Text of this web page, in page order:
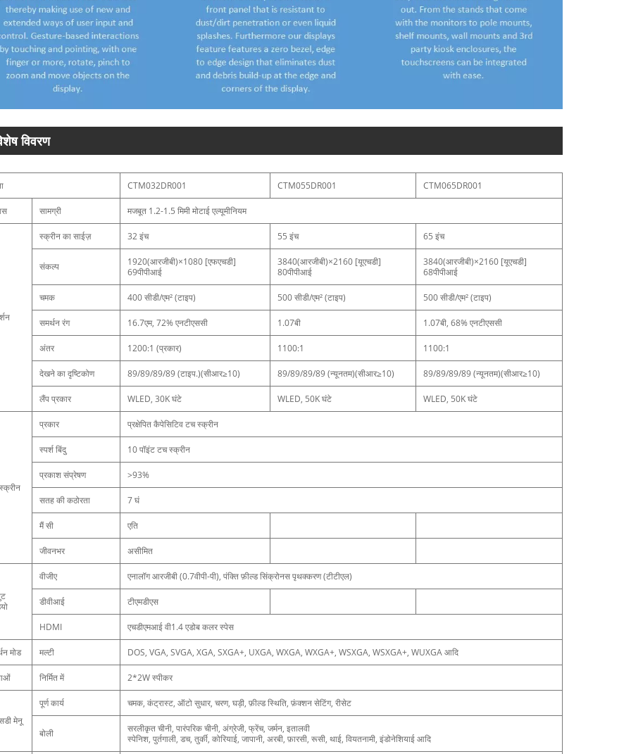
विवरण
CTM032DR001 CTM055DR001 CTM065DR001
सामग्री मजबूत 1.2-1.5 मिमी मोटाई एल्यूमीनियम
स्क्रीन का साईज़ 32 इंच 55 इंच 65 इंच
संकल्प
1920(आरजीबी)×1080 ‍[एफएचडी]
69पीपीआई
3840(आरजीबी)×2160 ‍[यूएचडी]
80पीपीआई
3840(आरजीबी)×2160 ‍[यूएचडी]
68पीपीआई
चमक 400 सीडी/एम² (टाइप) 500 सीडी/एम² (टाइप) 500 सीडी/एम² (टाइप)
समर्थन रंग 16.7एम, 72% एनटीएससी 1.07बी 1.07बी, 68% एनटीएससी
अंतर 1200:1 (प्रकार) 1100:1 1100:1
देखने का दृष्टिकोण 89/89/89/89 (टाइप.)(सीआर≥10) 89/89/89/89 (न्यूनतम)(सीआर≥10) 89/89/89/89 (न्यूनतम)(सीआर≥10)
लैंप प्रकार WLED, 30K घंटे WLED, 50K घंटे WLED, 50K घंटे
प्रकार प्रक्षेपित कैपेसिटिव टच स्क्रीन
स्पर्श बिंदु 10 पॉइंट टच स्क्रीन
प्रकाश संप्रेषण >93%
सतह की कठोरता 7 घं
मैं सी एति
जीवनभर असीमित
वीजीए एनालॉग आरजीबी (0.7वीपी-पी), पंक्ति फ़ील्ड सिंक्रोनस पृथक्करण (टीटीएल)
डीवीआई टीएमडीएस
HDMI एचडीएमआई वी1.4 एडोब कलर स्पेस
मोड मल्टी DOS, VGA, SVGA, XGA, SXGA+, UXGA, WXGA, WXGA+, WSXGA, WSXGA+, WUXGA आदि
निर्मित में 2*2W स्पीकर
मेनू
पूर्ण कार्य चमक, कंट्रास्ट, ऑटो सुधार, चरण, घड़ी, फ़ील्ड स्थिति, फ़ंक्शन सेटिंग, रीसेट
बोली
सरलीकृत चीनी, पारंपरिक चीनी, अंग्रेजी, फ्रेंच, जर्मन, इतालवी
स्पेनिश, पुर्तगाली, डच, तुर्की, कोरियाई, जापानी, अरबी, फ़ारसी, रूसी, थाई, वियतनामी, इंडोनेशियाई आदि